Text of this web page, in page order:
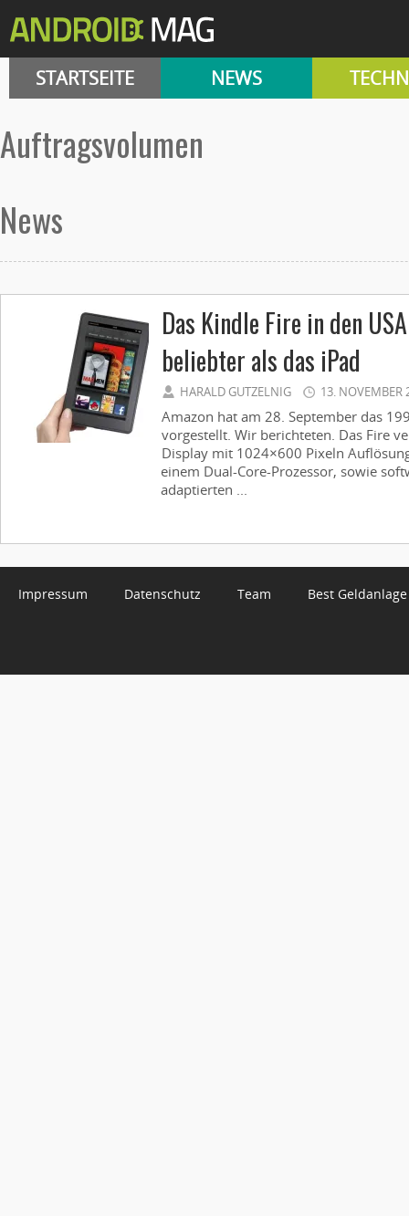
STARTSEITE NEWS
Auftragsvolumen
News
Das Kindle Fire in den
beliebter als das iPad
HARALD GUTZELNIG 13. NOVEMBER
Amazon hat am 28. September das
vorgestellt. Wir berichteten. Das Fire
Display mit 1024×600 Pixeln
einem Dual-Core-Prozessor, sowie
adaptierten ...
Impressum Datenschutz Team Best Geldanlage